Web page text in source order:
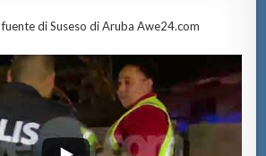
di Suseso di Aruba Awe24.com